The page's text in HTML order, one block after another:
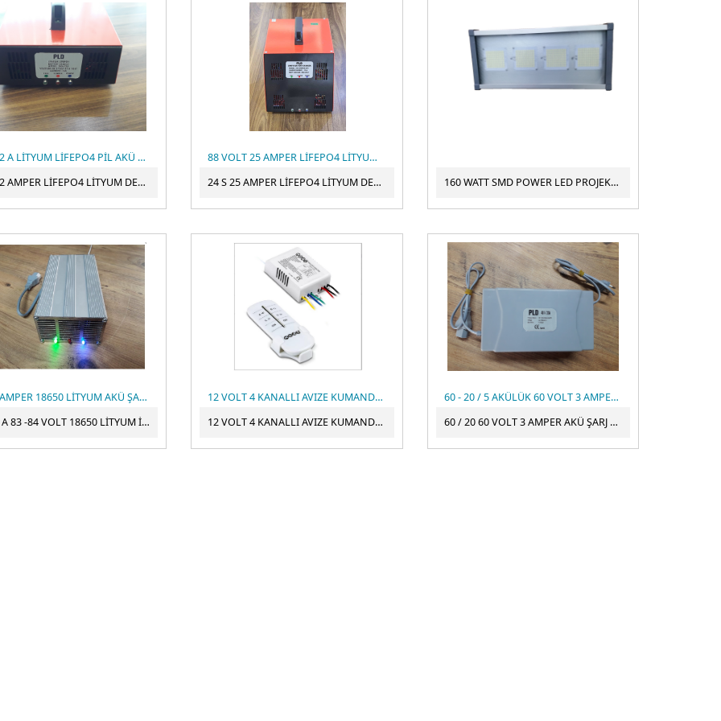
24S 12 A LİTYUM LİFEPO4 PİL AKÜ ŞARJ CİHAZI
24 S 12 AMPER LİFEPO4 LİTYUM DEMİR FOSFAT POLİMER ŞARJ CİHAZI
88 VOLT 25 AMPER LİFEPO4 LİTYUM DEMİR FOSFAT POLİMER ŞARJ CİHAZI
24 S 25 AMPER LİFEPO4 LİTYUM DEMİR FOSFAT POLİMER ŞARJ CİHAZI
160 WATT SMD POWER LED PROJEKTÖR GERÇEK GÜÇTE
20S 5 AMPER 18650 LİTYUM AKÜ ŞARJ CİHAZI
20 S 5 A 83 -84 VOLT 18650 LİTYUM İON PİL GURUBU AKÜ ŞARJ CİHAZI
12 VOLT 4 KANALLI AVIZE KUMANDASI
12 VOLT 4 KANALLI AVIZE KUMANDASI
60 - 20 / 5 AKÜLÜK 60 VOLT 3 AMPER AKÜ ŞARJ ALETİ
60 / 20 60 VOLT 3 AMPER AKÜ ŞARJ ALETİ ELEKTRİKLİ BİSİKLET ŞARJ ALETİ